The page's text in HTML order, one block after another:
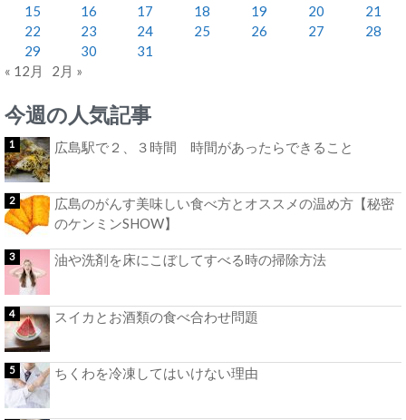
15
16 17 18 19 20
21
22
23 24 25 26 27
28
29
30
31
« 12月
2月 »
今週の人気記事
広島駅で２、３時間 時間があったらできること
広島のがんす美味しい食べ方とオススメの温め方【秘密
のケンミンSHOW】
油や洗剤を床にこぼしてすべる時の掃除方法
スイカとお酒類の食べ合わせ問題
ちくわを冷凍してはいけない理由